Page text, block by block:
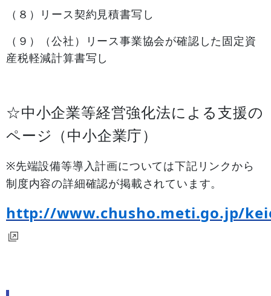
（８）リース契約見積書写し
（９）（公社）リース事業協会が確認した固定資
産税軽減計算書写し
☆中小企業等経営強化法による支援の
ページ（中小企業庁）
※先端設備等導入計画については下記リンクから
制度内容の詳細確認が掲載されています。
http://www.chusho.meti.go.jp/